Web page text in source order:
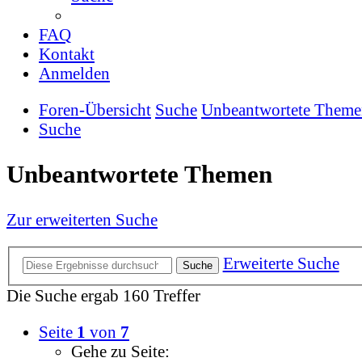
FAQ
Kontakt
Anmelden
Foren-Übersicht Suche Unbeantwortete
Suche
Unbeantwortete Themen
Zur erweiterten Suche
Suche
Erweiterte Suche
Die Suche ergab 160 Treffer
Seite 1 von 7
Gehe zu Seite: